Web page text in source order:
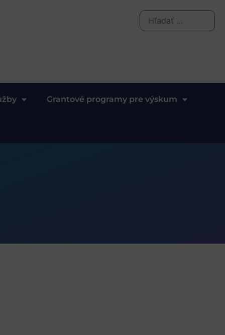
Grantové programy pre výskum